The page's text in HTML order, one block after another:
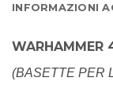
INFORMAZIONI
WARHAMMER
(BASETTE PER